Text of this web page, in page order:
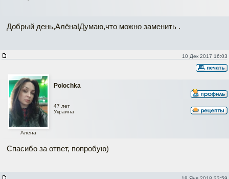
Добрый день,Алёна!Думаю,что можно заменить .
10 Дек 2017 16:03
Polochka
Алёна
47 лет
Украина
Спасибо за ответ, попробую)